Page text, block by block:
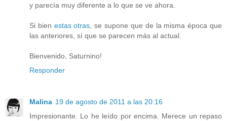
y parecía muy diferente a lo que se ve ahora.
Si bien estas otras , se supone que de la misma época que
las anteriores, sí que se parecen más al actual.
Bienvenido, Saturnino!
Responder
Malina 19 de agosto de 2011 a las 20:16
Impresionante. Lo he leído por encima. Merece un repaso